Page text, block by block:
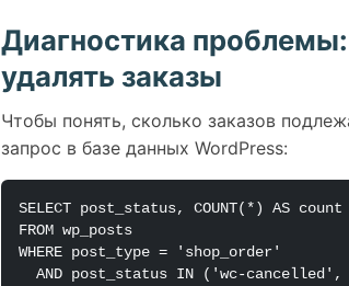
Диагностика
удалять заказы
Чтобы понять, сколько заказов
запрос в базе данных WordPress:
SELECT post_status, COUNT(*) AS count
FROM wp_posts
WHERE post_type = 'shop_order'